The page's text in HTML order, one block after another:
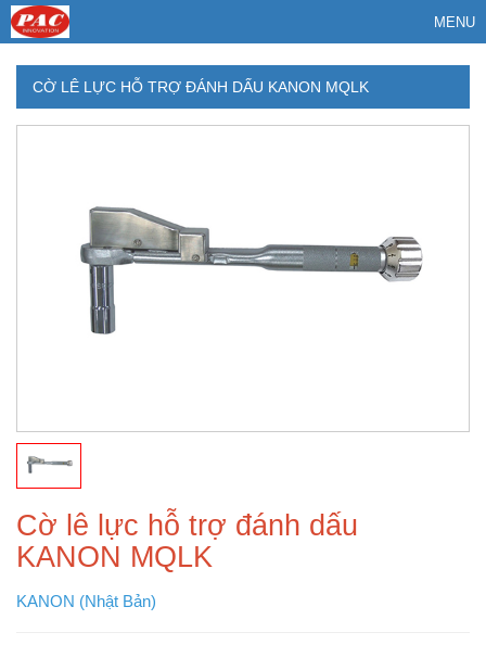
MENU
CỜ LÊ LỰC HỖ TRỢ ĐÁNH DẤU KANON MQLK
Cờ lê lực hỗ trợ đánh dấu
KANON MQLK
KANON (Nhật Bản)